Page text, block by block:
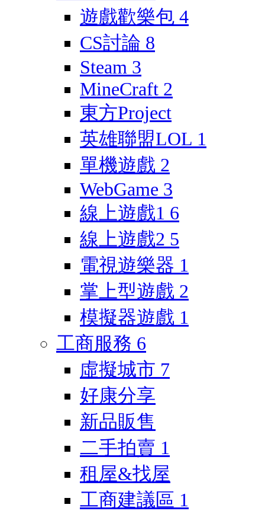
遊戲歡樂包 4
CS討論 8
Steam 3
MineCraft 2
東方Project
英雄聯盟LOL 1
單機遊戲 2
WebGame 3
線上遊戲1 6
線上遊戲2 5
電視遊樂器 1
掌上型遊戲 2
模擬器遊戲 1
工商服務 6
虛擬城市 7
好康分享
新品販售
二手拍賣 1
租屋&找屋
工商建議區 1